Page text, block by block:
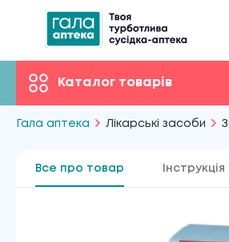
Каталог товарів
Гала аптека Лікарські засоби
Все про товар Інструкція